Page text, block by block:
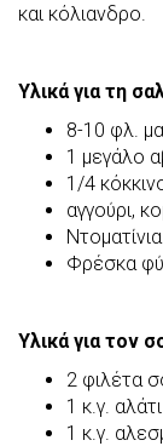
και κόλιανδρο.
Υλικά για τη
8-10 φλ.
1 μεγάλο
1/4
αγγούρι,
Ντοματίνια
Φρέσκα
Υλικά για τον
2 φιλέτα
1 κ.γ. αλάτι
1 κ.γ.